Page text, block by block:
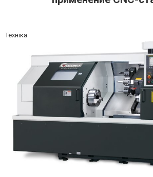
Техніка